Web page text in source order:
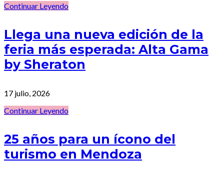
Continuar Leyendo
Llega una nueva edición de la
feria más esperada: Alta Gama
by Sheraton
17 julio, 2026
Continuar Leyendo
25 años para un ícono del
turismo en Mendoza